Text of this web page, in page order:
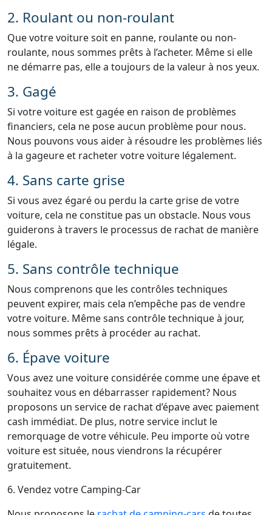
2. Roulant ou non-roulant
Que votre voiture soit en panne, roulante ou non-
roulante, nous sommes prêts à l’acheter. Même si elle
ne démarre pas, elle a toujours de la valeur à nos yeux.
3. Gagé
Si votre voiture est gagée en raison de problèmes
financiers, cela ne pose aucun problème pour nous.
Nous pouvons vous aider à résoudre les problèmes liés
à la gageure et racheter votre voiture légalement.
4. Sans carte grise
Si vous avez égaré ou perdu la carte grise de votre
voiture, cela ne constitue pas un obstacle. Nous vous
guiderons à travers le processus de rachat de manière
légale.
5. Sans contrôle technique
Nous comprenons que les contrôles techniques
peuvent expirer, mais cela n’empêche pas de vendre
votre voiture. Même sans contrôle technique à jour,
nous sommes prêts à procéder au rachat.
6. Épave voiture
Vous avez une voiture considérée comme une épave et
souhaitez vous en débarrasser rapidement? Nous
proposons un service de rachat d’épave avec paiement
cash immédiat. De plus, notre service inclut le
remorquage de votre véhicule. Peu importe où votre
voiture est située, nous viendrons la récupérer
gratuitement.
6. Vendez votre Camping-Car